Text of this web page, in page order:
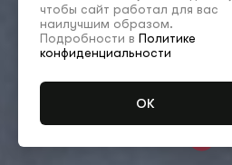
чтобы сайт работал для вас
наилучшим образом.
Подробности в Политике
конфиденциальности